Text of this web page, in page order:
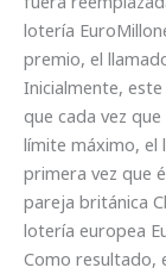
lotería
premio, el
Inicialmente,
que cada vez
límite máximo, el
primera vez que
pareja británica
lotería europea
Como resultado,